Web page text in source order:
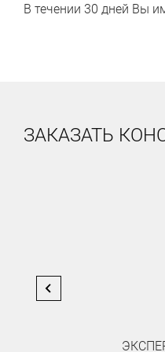
В течении 30 дней Вы
ЗАКАЗАТЬ